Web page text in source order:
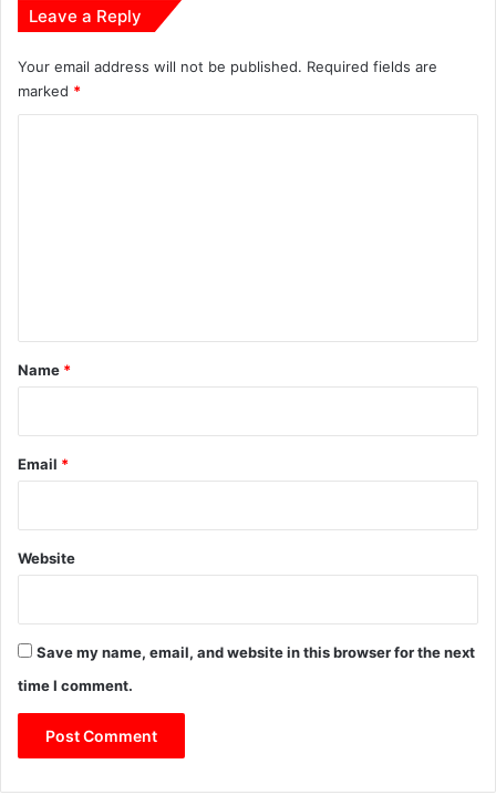
Leave a Reply
Your email address will not be published. Required fields are
marked *
*
Name *
Email *
Website
Save my name, email, and website in this browser for the next
time I comment.